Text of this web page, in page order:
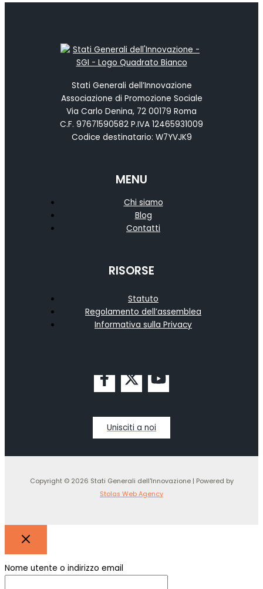
Stati Generali dell’Innovazione
Associazione di Promozione Sociale
Via Carlo Denina, 72 00179 Roma
C.F. 97671590582 P.IVA 12465931009
Codice destinatario: W7YVJK9
MENU
Chi siamo
Blog
Contatti
RISORSE
Statuto
Regolamento dell’assemblea
Informativa sulla Privacy
Unisciti a noi
Copyright © 2026 Stati Generali dell'Innovazione | Powered by
Stolas Web Agency
Nome utente o indirizzo email